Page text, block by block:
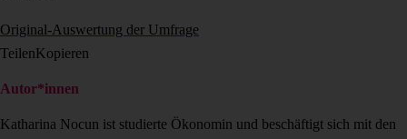
Original-Auswertung der Umfrage
TeilenKopieren
Autor*innen
Katharina Nocun ist studierte Ökonomin und beschäftigt sich mit den